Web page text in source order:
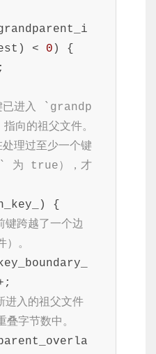
< 0 ) {
;
进入 `grandp
的祖父文件。
理过至少一个键
为 true），才
{
跨越了一个边
。
入的祖父文件
字节数中。